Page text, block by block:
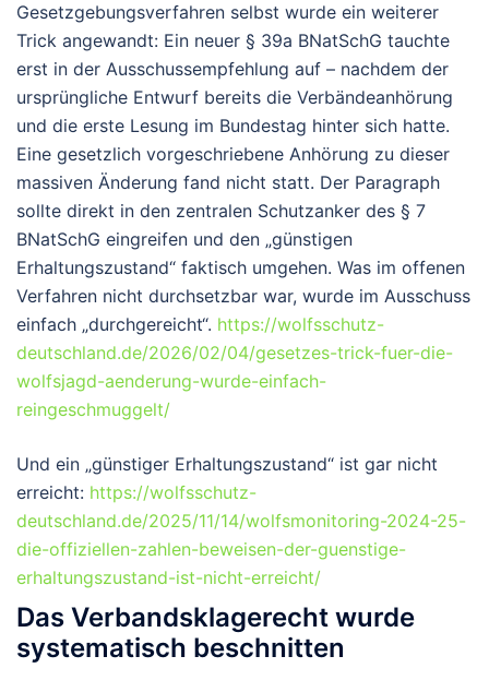
Gesetzgebungsverfahren selbst wurde ein weiterer
Trick angewandt: Ein neuer § 39a BNatSchG tauchte
erst in der Ausschussempfehlung auf – nachdem der
ursprüngliche Entwurf bereits die Verbändeanhörung
und die erste Lesung im Bundestag hinter sich hatte.
Eine gesetzlich vorgeschriebene Anhörung zu dieser
massiven Änderung fand nicht statt. Der Paragraph
sollte direkt in den zentralen Schutzanker des § 7
BNatSchG eingreifen und den „günstigen
Erhaltungszustand“ faktisch umgehen. Was im offenen
Verfahren nicht durchsetzbar war, wurde im Ausschuss
einfach „durchgereicht“. https://wolfsschutz-
deutschland.de/2026/02/04/gesetzes-trick-fuer-die-
wolfsjagd-aenderung-wurde-einfach-
reingeschmuggelt/
Und ein „günstiger Erhaltungszustand“ ist gar nicht
erreicht: https://wolfsschutz-
deutschland.de/2025/11/14/wolfsmonitoring-2024-25-
die-offiziellen-zahlen-beweisen-der-guenstige-
erhaltungszustand-ist-nicht-erreicht/
Das Verbandsklagerecht wurde
systematisch beschnitten